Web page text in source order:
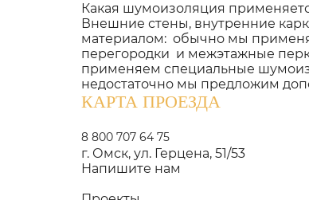
Какая шумоизоляция
Внешние стены, внутренние
материалом: обычно мы
перегородки и межэтажные
применяем специальные
недостаточно мы предложим
КАРТА ПРОЕЗДА
8 800 707 64 75
г. Омск, ул. Герцена, 51/53
Напишите нам